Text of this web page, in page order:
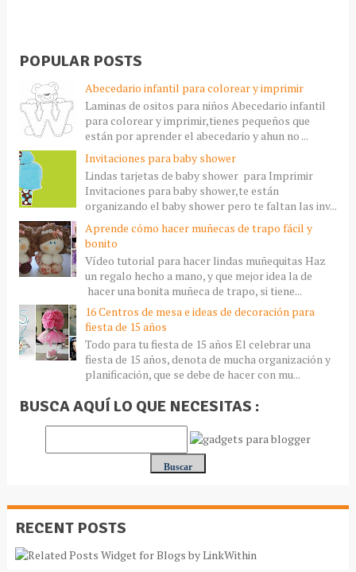
POPULAR POSTS
Abecedario infantil para colorear y imprimir
Laminas de ositos para niños Abecedario infantil
para colorear y imprimir,tienes pequeños que
están por aprender el abecedario y ahun no ...
Invitaciones para baby shower
Lindas tarjetas de baby shower para Imprimir
Invitaciones para baby shower,te están
organizando el baby shower pero te faltan las inv...
Aprende cómo hacer muñecas de trapo fácil y
bonito
Vídeo tutorial para hacer lindas muñequitas Haz
un regalo hecho a mano, y que mejor idea la de
hacer una bonita muñeca de trapo, si tiene...
16 Centros de mesa e ideas de decoración para
fiesta de 15 años
Todo para tu fiesta de 15 años El celebrar una
fiesta de 15 años, denota de mucha organización y
planificación, que se debe de hacer con mu...
BUSCA AQUÍ LO QUE NECESITAS :
RECENT POSTS